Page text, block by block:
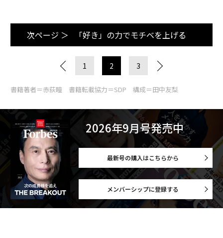
次ページ ＞ 「好き」の力でモチベを上げる
1 2 3
書籍著者＝赤荻瞳 書籍転載協力＝SDP 構成＝田中友梨
2026年9月号発売中
最新号の購入はこちらから
メンバーシップに登録する